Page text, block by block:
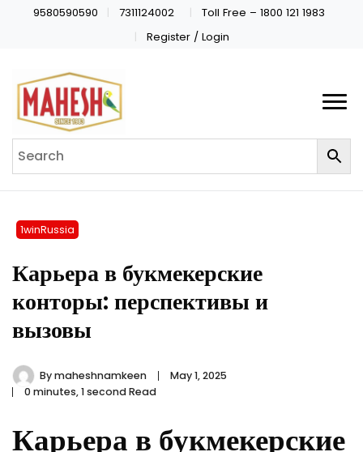
9580590590 7311124002
Toll Free – 1800 121 1983
Register / Login
1winRussia
Карьера в букмекерские
конторы: перспективы и
вызовы
Bymaheshnamkeen
May 1, 2025
0 minutes, 1 second Read
Карьера в букмекерские